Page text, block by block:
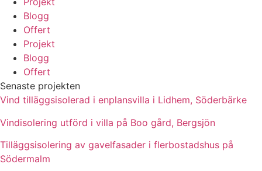
Blogg
Offert
Projekt
Blogg
Offert
Senaste projekten
Vind tilläggsisolerad i enplansvilla i Lidhem, Söderbärke
Vindisolering utförd i villa på Boo gård, Bergsjön
Tilläggsisolering av gavelfasader i flerbostadshus på
Södermalm